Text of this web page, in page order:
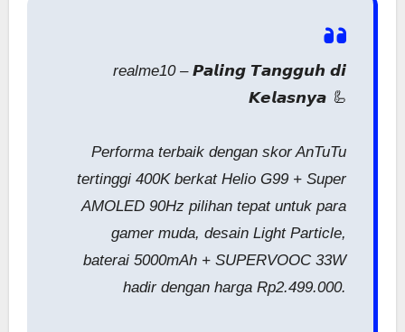
realme10 – 𝙋𝙖𝙡𝙞𝙣𝙜 𝙏𝙖𝙣𝙜𝙜𝙪𝙝 𝙙𝙞
𝙆𝙚𝙡𝙖𝙨𝙣𝙮𝙖 🦾
Performa terbaik dengan skor AnTuTu
tertinggi 400K berkat Helio G99 + Super
AMOLED 90Hz pilihan tepat untuk para
gamer muda, desain Light Particle,
baterai 5000mAh + SUPERVOOC 33W
hadir dengan harga Rp2.499.000.